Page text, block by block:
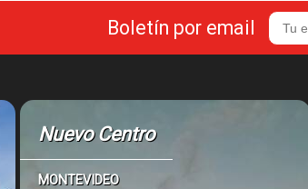
Boletín por email
Nuevo Centro
MONTEVIDEO